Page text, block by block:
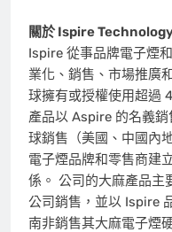
關於 Ispire
Ispire 從事品牌電子煙
業化、銷售、市場推廣
球擁有或授權使用超過
產品以 Aspire 的名義
球銷售（美國、中國內
電子煙品牌和零售商建
係。 公司的大麻產品主
公司銷售，並以 Ispire
南非銷售其大麻電子煙